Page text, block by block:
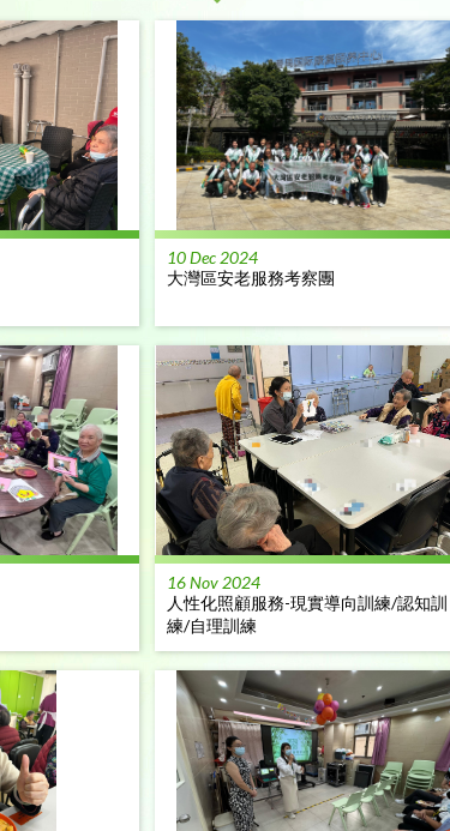
10 Dec 2024
大灣區安老服務考察團
16 Nov 2024
人性化照顧服務-現實導向訓練/認知訓
練/自理訓練